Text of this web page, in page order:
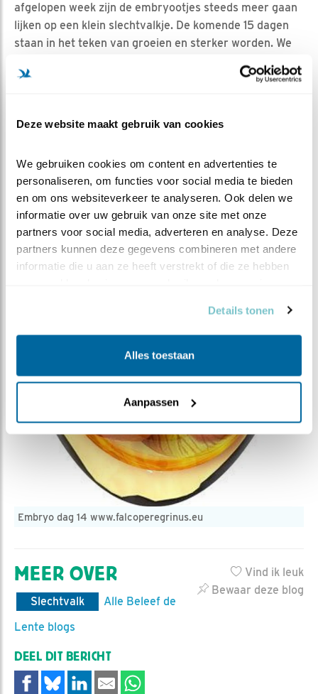
Deze website maakt gebruik van cookies
We gebruiken cookies om content en advertenties te
personaliseren, om functies voor social media te bieden
en om ons websiteverkeer te analyseren. Ook delen we
informatie over uw gebruik van onze site met onze
partners voor social media, adverteren en analyse. Deze
partners kunnen deze gegevens combineren met andere
informatie die u aan ze heeft verstrekt of die ze hebben
Details tonen
Alles toestaan
Aanpassen
afgelopen week zijn de embryootjes steeds meer gaan
lijken op een klein slechtvalkje. De komende 15 dagen
staan in het teken van groeien en sterker worden. We
Embryo dag 14 www.falcoperegrinus.eu
Vind ik leuk
Bewaar deze blog
MEER OVER
Slechtvalk
Alle Beleef de
Lente blogs
DEEL DIT BERICHT